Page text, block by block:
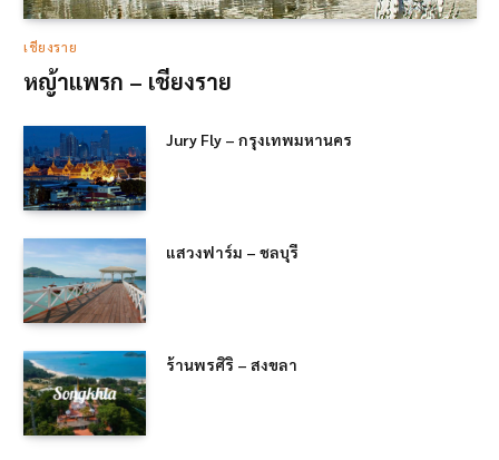
เชียงราย
หญ้าแพรก – เชียงราย
Jury Fly – กรุงเทพมหานคร
แสวงฟาร์ม – ชลบุรี
ร้านพรศิริ – สงขลา